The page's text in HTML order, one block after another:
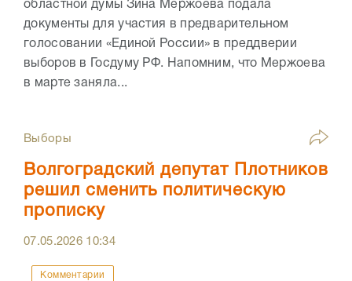
областной думы Зина Мержоева подала
документы для участия в предварительном
голосовании «Единой России» в преддверии
выборов в Госдуму РФ. Напомним, что Мержоева
в марте заняла...
Выборы
Волгоградский депутат Плотников
решил сменить политическую
прописку
07.05.2026 10:34
Комментарии